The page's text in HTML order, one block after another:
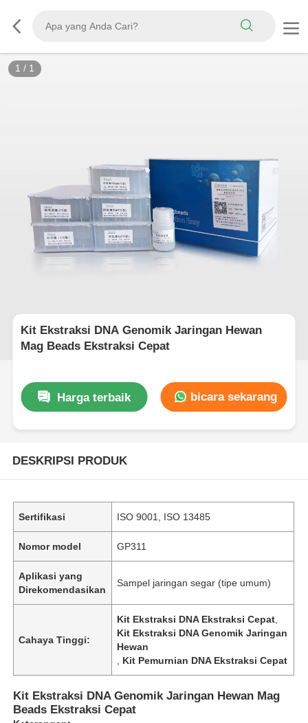
1 / 1
Kit Ekstraksi DNA Genomik Jaringan Hewan
Mag Beads Ekstraksi Cepat
Harga terbaik bicara sekarang
DESKRIPSI PRODUK
Sertifikasi ISO 9001, ISO 13485
Nomor model GP311
Aplikasi yang
Direkomendasikan
Sampel jaringan segar (tipe umum)
Cahaya Tinggi:
Kit Ekstraksi DNA Ekstraksi Cepat
Kit Ekstraksi DNA Genomik Jaringan
Hewan
Kit Pemurnian DNA Ekstraksi Cepat
Kit Ekstraksi DNA Genomik Jaringan Hewan Mag
Beads Ekstraksi Cepat